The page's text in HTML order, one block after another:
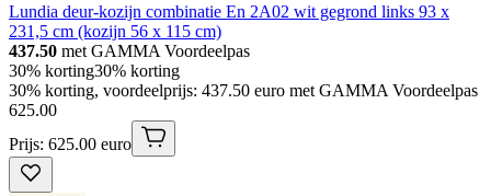
Lundia deur-kozijn combinatie En 2A02 wit gegrond links 93 x
231,5 cm (kozijn 56 x 115 cm)
437.50 met GAMMA Voordeelpas
30% korting30% korting
30% korting, voordeelprijs: 437.50 euro met GAMMA Voordeelpas
625.00
Prijs: 625.00 euro